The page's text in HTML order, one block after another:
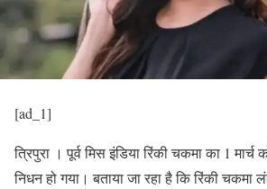
[ad_1]
त्रिपुरा । पूर्व मिस इंडिया रिंकी चकमा का 1
निधन हो गया। बताया जा रहा है कि रिंकी